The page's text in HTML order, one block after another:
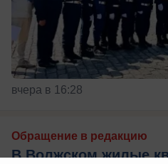
вчера в 16:28
Обращение в редакцию
В Волжском жилые